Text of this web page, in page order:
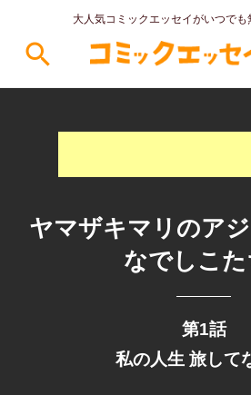
大人気コミックエッセイがいつでも
search
ヤマザキマリのア
なでしこ
第1話
私の人生 旅して